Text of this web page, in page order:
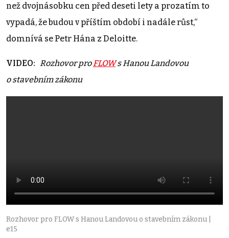
než dvojnásobku cen před deseti lety a prozatím to
vypadá, že budou v příštím období i nadále růst,“
domnívá se Petr Hána z Deloitte.
VIDEO: Rozhovor proFLOWs Hanou Landovou
o stavebním zákonu
Rozhovor pro FLOW s Hanou Landovou o stavebním zákonu |
e15